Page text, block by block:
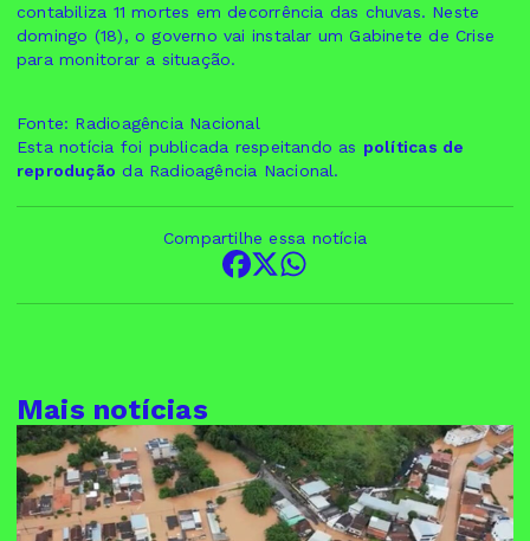
contabiliza 11 mortes em decorrência das chuvas. Neste
domingo (18), o governo vai instalar um Gabinete de Crise
para monitorar a situação.
Fonte: Radioagência Nacional
Esta notícia foi publicada respeitando as políticas de
reprodução da Radioagência Nacional.
Compartilhe essa notícia
Mais notícias